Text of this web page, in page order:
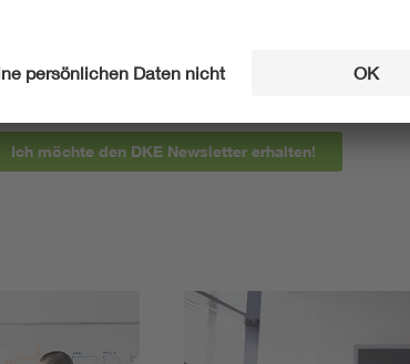
berichten wir über aktuelle Arbeitsergebnisse,
wir Sie bereits frühzeitig über zukünftige
Ich möchte den DKE Newsletter erhalten!